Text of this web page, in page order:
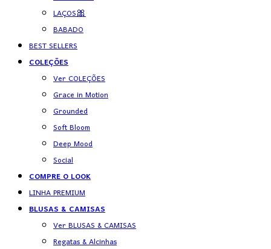
LAÇOS🎀
BABADO
BEST SELLERS
COLEÇÕES
Ver COLEÇÕES
Grace in Motion
Grounded
Soft Bloom
Deep Mood
Social
COMPRE O LOOK
LINHA PREMIUM
BLUSAS & CAMISAS
Ver BLUSAS & CAMISAS
Regatas & Alcinhas